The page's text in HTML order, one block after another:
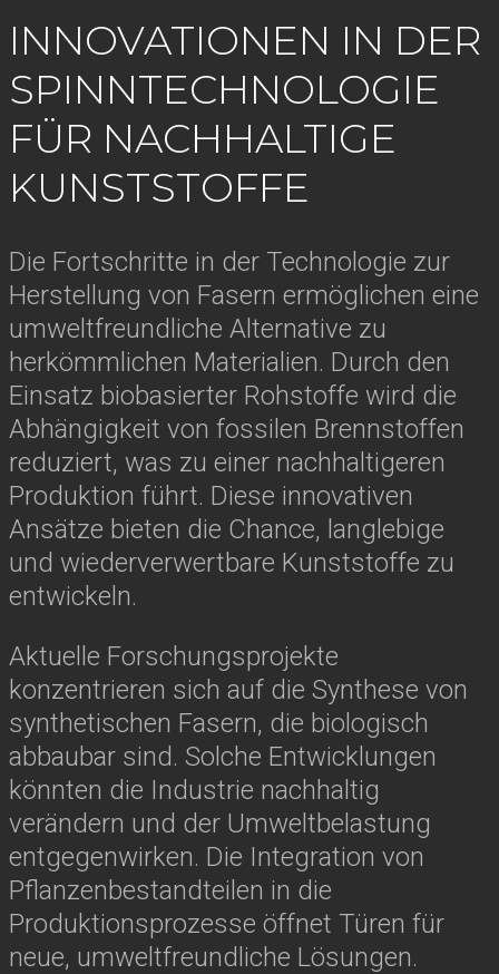
INNOVATIONEN IN DER
SPINNTECHNOLOGIE
FÜR NACHHALTIGE
KUNSTSTOFFE
Die Fortschritte in der Technologie zur
Herstellung von Fasern ermöglichen eine
umweltfreundliche Alternative zu
herkömmlichen Materialien. Durch den
Einsatz biobasierter Rohstoffe wird die
Abhängigkeit von fossilen Brennstoffen
reduziert, was zu einer nachhaltigeren
Produktion führt. Diese innovativen
Ansätze bieten die Chance, langlebige
und wiederverwertbare Kunststoffe zu
entwickeln.
Aktuelle Forschungsprojekte
konzentrieren sich auf die Synthese von
synthetischen Fasern, die biologisch
abbaubar sind. Solche Entwicklungen
könnten die Industrie nachhaltig
verändern und der Umweltbelastung
entgegenwirken. Die Integration von
Pflanzenbestandteilen in die
Produktionsprozesse öffnet Türen für
neue, umweltfreundliche Lösungen.